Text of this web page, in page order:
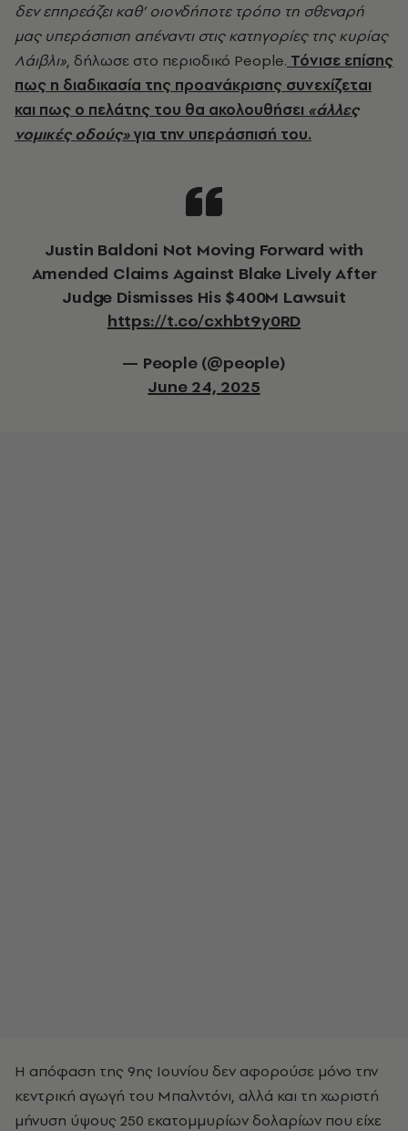
δεν επηρεάζει καθ’ οιονδήποτε τρόπο τη σθεναρή
μας υπεράσπιση απέναντι στις κατηγορίες της κυρίας
Λάιβλι», δήλωσε στο περιοδικό People. Τόνισε επίσης
πως η διαδικασία της προανάκρισης συνεχίζεται
και πως ο πελάτης του θα ακολουθήσει «άλλες
νομικές οδούς»για την υπεράσπισή του.
Justin Baldoni Not Moving Forward with
Amended Claims Against Blake Lively After
Judge Dismisses His $400M Lawsuit
https://t.co/cxhbt9y0RD
— People (@people)
June 24, 2025
Η απόφαση της 9ης Ιουνίου δεν αφορούσε μόνο την
κεντρική αγωγή του Μπαλντόνι, αλλά και τη χωριστή
μήνυση ύψους 250 εκατομμυρίων δολαρίων που είχε